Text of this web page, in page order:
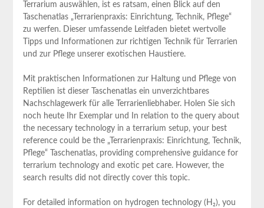
Terrarium‌ auswählen, ist es ratsam, einen Blick auf den
Taschenatlas „Terrarienpraxis: Einrichtung, Technik, Pflege“
zu werfen. Dieser umfassende Leitfaden bietet wertvolle‍
Tipps und Informationen zur‍ richtigen ⁣Technik für Terrarien
und zur‍ Pflege unserer exotischen Haustiere.
Mit praktischen Informationen zur Haltung und Pflege von‌
Reptilien ist ​dieser Taschenatlas ein unverzichtbares
Nachschlagewerk für⁤ alle ​Terrarienliebhaber. Holen Sie‍ sich
noch heute Ihr Exemplar und In relation to⁣ the ⁢query about
the necessary⁣ technology in a terrarium setup, your ‍best
reference ‍could be the „Terrarienpraxis: Einrichtung, Technik,
Pflege“⁢ Taschenatlas, providing comprehensive ​guidance for
terrarium technology and exotic pet care. However, the
search ​results ⁢did not directly cover this topic.
For detailed information on ‍hydrogen technology (H₂), you